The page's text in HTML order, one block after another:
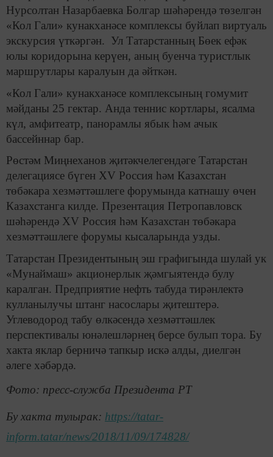
Нурсолтан Назарбаевка Болгар шәһәрендә төзелгән
«Кол Гали» кунакханәсе комплексы буйлап виртуаль
экскурсия үткәргән. Ул Татарстанның Бөек ефәк
юлы коридорына керүен, аның буенча туристлык
маршрутлары каралуын да әйткән.
«Кол Гали» кунакханәсе комплексының гомумит
мәйданы 25 гектар. Анда теннис кортлары, ясалма
күл, амфитеатр, панорамлы ябык һәм ачык
бассейннар бар.
Рөстәм Миңнеханов җитәкчелегендәге Татарстан
делегациясе бүген XV Россия һәм Казахстан
төбәкара хезмәттәшлеге форумында катнашу өчен
Казахстанга килде. Презентация Петропавловск
шәһәрендә XV Россия һәм Казахстан төбәкара
хезмәттәшлеге форумы кысаларында узды.
Татарстан Президентының эш графигында шулай ук
«Мунаймаш» акционерлык җәмгыятендә булу
каралган. Предприятие нефть табуда тирәнлектә
кулланылучы штанг насослары җитештерә.
Углеводород табу өлкәсендә хезмәттәшлек
перспективалы юнәлешләрнең берсе булып тора. Бу
хакта яклар берничә тапкыр искә алды, диелгән
әлеге хәбәрдә.
Фото: пресс-служба Президента РТ
Бу хакта тулырак: https://tatar-
inform.tatar/news/2018/11/09/174828/